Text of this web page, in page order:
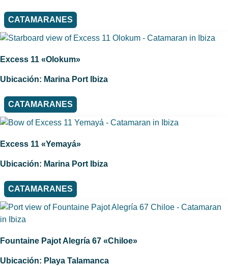
CATAMARANES
Excess 11 «Olokum»
Ubicación: Marina Port Ibiza
CATAMARANES
Excess 11 «Yemayá»
Ubicación: Marina Port Ibiza
CATAMARANES
Fountaine Pajot Alegría 67 «Chiloe»
Ubicación: Playa Talamanca